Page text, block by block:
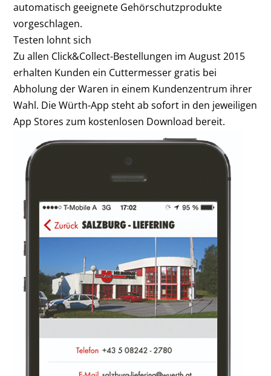
automatisch geeignete Gehörschutzprodukte
vorgeschlagen.
Testen lohnt sich
Zu allen Click&Collect-Bestellungen im August 2015
erhalten Kunden ein Cuttermesser gratis bei
Abholung der Waren in einem Kundenzentrum ihrer
Wahl. Die Würth-App steht ab sofort in den jeweiligen
App Stores zum kostenlosen Download bereit.